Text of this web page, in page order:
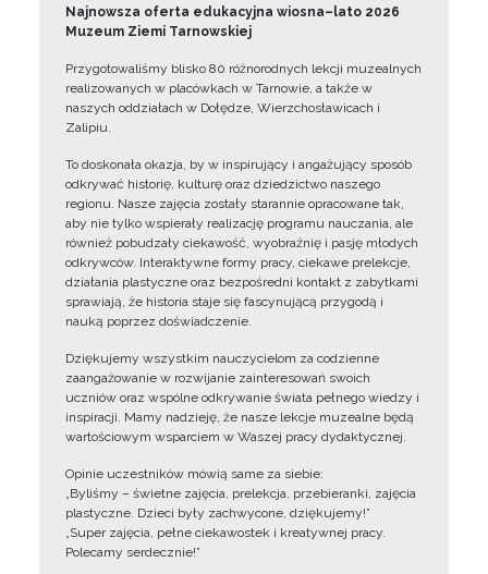
Najnowsza oferta edukacyjna wiosna–lato 2026
Muzeum Ziemi Tarnowskiej
Przygotowaliśmy blisko 80 różnorodnych lekcji muzealnych
realizowanych w placówkach w Tarnowie, a także w
naszych oddziałach w Dołędze, Wierzchosławicach i
Zalipiu.
To doskonała okazja, by w inspirujący i angażujący sposób
odkrywać historię, kulturę oraz dziedzictwo naszego
regionu. Nasze zajęcia zostały starannie opracowane tak,
aby nie tylko wspierały realizację programu nauczania, ale
również pobudzały ciekawość, wyobraźnię i pasję młodych
odkrywców. Interaktywne formy pracy, ciekawe prelekcje,
działania plastyczne oraz bezpośredni kontakt z zabytkami
sprawiają, że historia staje się fascynującą przygodą i
nauką poprzez doświadczenie.
Dziękujemy wszystkim nauczycielom za codzienne
zaangażowanie w rozwijanie zainteresowań swoich
uczniów oraz wspólne odkrywanie świata pełnego wiedzy i
inspiracji. Mamy nadzieję, że nasze lekcje muzealne będą
wartościowym wsparciem w Waszej pracy dydaktycznej.
Opinie uczestników mówią same za siebie:
„Byliśmy – świetne zajęcia, prelekcja, przebieranki, zajęcia
plastyczne. Dzieci były zachwycone, dziękujemy!”
„Super zajęcia, pełne ciekawostek i kreatywnej pracy.
Polecamy serdecznie!”